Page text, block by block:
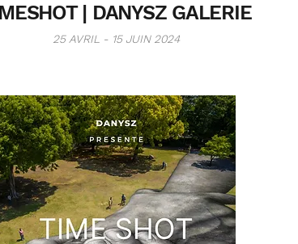
| DANYSZ GALERIE
25 AVRIL - 15 JUIN 2024